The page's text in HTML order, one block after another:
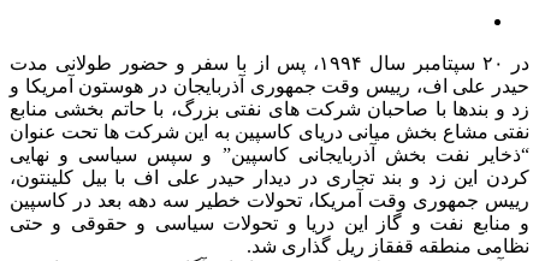
بزرگ
در ۲۰ سپتامبر سال ۱۹۹۴، پس از با سفر و حضور طولانی مدت
حیدر علی اف، رییس وقت جمهوری آذربایجان در هوستون آمریکا و
زد و بندها با صاحبان شرکت های نفتی بزرگ، با حاتم بخشی منابع
نفتی مشاع بخش میانی دریای کاسپین به این شرکت ها تحت عنوان
“ذخایر نفت بخش آذربایجانی کاسپین” و سپس سیاسی و نهایی
کردن این زد و بند تجاری در دیدار حیدر علی اف با بیل کلینتون،
رییس جمهوری وقت آمریکا، تحولات خطیر سه دهه بعد در کاسپین
و منابع نفت و گاز این دریا و تحولات سیاسی و حقوقی و حتی
نظامی منطقه قفقاز ریل گذاری شد.